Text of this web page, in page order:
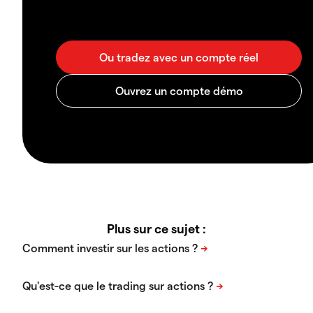
Plus sur ce sujet :